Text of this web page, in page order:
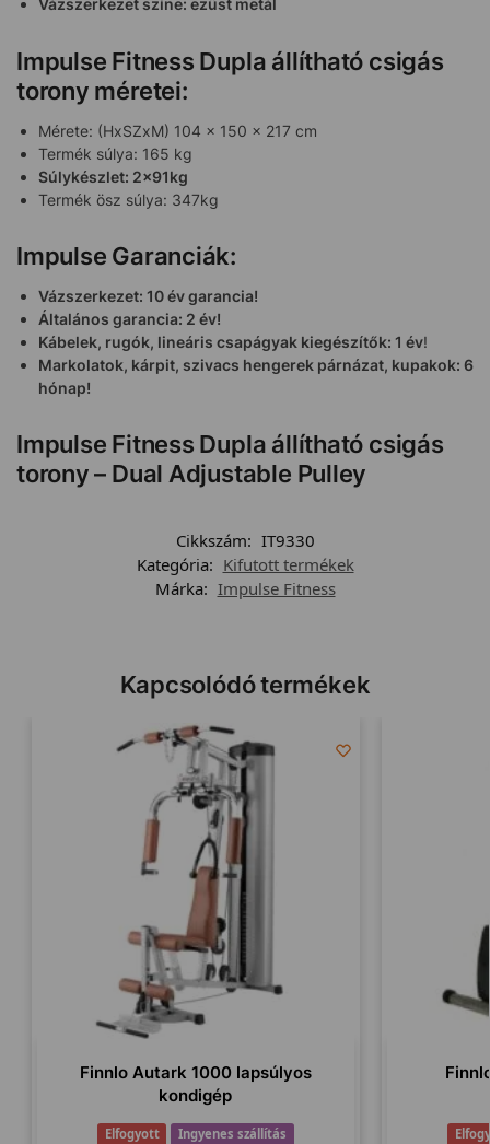
Vázszerkezet színe: ezüst metál
Impulse Fitness Dupla állítható csigás
torony méretei:
Mérete: (HxSZxM) 104 x 150 x 217 cm
Termék súlya: 165 kg
Súlykészlet: 2x91kg
Termék ösz súlya: 347kg
Impulse Garanciák:
Vázszerkezet: 10 év garancia!
Általános garancia: 2 év!
Kábelek, rugók, lineáris csapágyak kiegészítők: 1 év!
Markolatok, kárpit, szivacs hengerek párnázat, kupakok: 6
hónap!
Impulse Fitness Dupla állítható csigás
torony – Dual Adjustable Pulley
Cikkszám: IT9330
Kategória: Kifutott termékek
Márka: Impulse Fitness
Kapcsolódó termékek
Finnlo Autark 1000 lapsúlyos
kondigép
Elfogyott Ingyenes szállítás